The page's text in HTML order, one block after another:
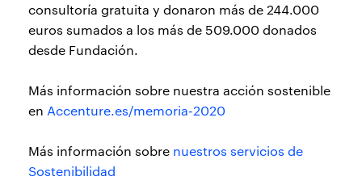
consultoría gratuita y donaron más de 244.000
euros sumados a los más de 509.000 donados
desde Fundación.
Más información sobre nuestra acción sostenible
en Accenture.es/memoria-2020
Más información sobre nuestros servicios de
Sostenibilidad